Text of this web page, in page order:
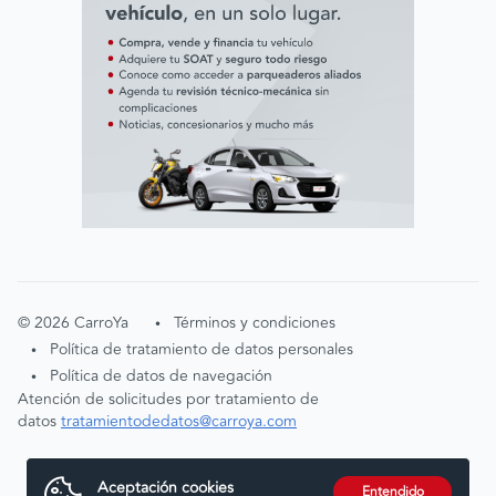
©2026 CarroYa • Términos y condiciones
• Política de tratamiento de datos personales
•
Política de datos de navegación
Atención de solicitudes por tratamiento de
datostratamientodedatos@carroya.com
Aceptación cookies